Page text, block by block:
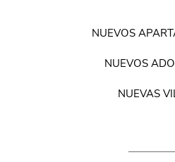
NUEVOS
NUEVOS
NUEVAS